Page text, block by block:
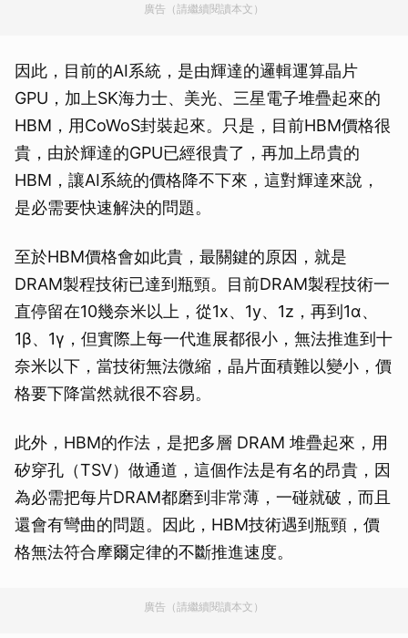
廣告（請繼續閱讀本文）
因此，目前的AI系統，是由輝達的邏輯運算晶片
GPU，加上SK海力士、美光、三星電子堆疊起來的
HBM，用CoWoS封裝起來。只是，目前HBM價格很
貴，由於輝達的GPU已經很貴了，再加上昂貴的
HBM，讓AI系統的價格降不下來，這對輝達來說，
是必需要快速解決的問題。
至於HBM價格會如此貴，最關鍵的原因，就是
DRAM製程技術已達到瓶頸。目前DRAM製程技術一
直停留在10幾奈米以上，從1x、1y、1z，再到1α、
1β、1γ，但實際上每一代進展都很小，無法推進到十
奈米以下，當技術無法微縮，晶片面積難以變小，價
格要下降當然就很不容易。
此外，HBM的作法，是把多層 DRAM 堆疊起來，用
矽穿孔（TSV）做通道，這個作法是有名的昂貴，因
為必需把每片DRAM都磨到非常薄，一碰就破，而且
還會有彎曲的問題。因此，HBM技術遇到瓶頸，價
格無法符合摩爾定律的不斷推進速度。
廣告（請繼續閱讀本文）